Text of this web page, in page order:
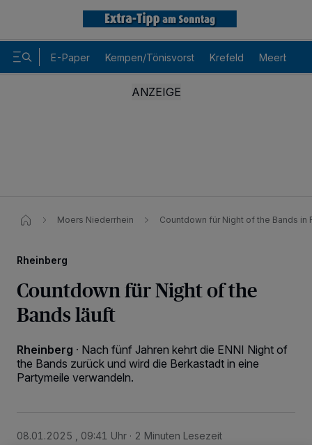
E-Paper Kempen/Tönisvorst Krefeld Meerbusch
Moers Niederrhein Countdown für Night of the Bands in
Rheinberg
Countdown für Night of the
Bands läuft
Rheinberg · Nach fünf Jahren kehrt die ENNI Night of
the Bands zurück und wird die Berkastadt in eine
Partymeile verwandeln.
08.01.2025 , 09:41 Uhr 2 Minuten Lesezeit
Wir und unsere218-Partner speichern und greifen auf
Kennungen auf Ihrem Gerät zu. Durch Auswahl von OK aktivieren Sie
Tracking-Technologien für die unter „Wir und unsere Partner
verarbeiten Daten, um Ihnen Dienste bereitzustellen“ aufgeführten
Zwecke. Wenn Tracker deaktiviert sind, sind manche Inhalte und
Ihre Einstellungen gelten innerhalb unseres Website. Weitere